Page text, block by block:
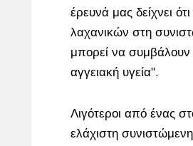
έρευνά μας δείχνει
λαχανικών στη
μπορεί να συμβάλουν
αγγειακή υγεία".
Λιγότεροι από ένας
ελάχιστη